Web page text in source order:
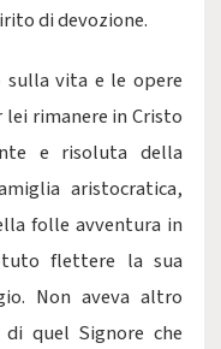
di devozione.
sulla vita e le opere
rimanere in Cristo
e risoluta della
aristocratica,
folle avventura in
flettere la sua
Non aveva altro
quel Signore che